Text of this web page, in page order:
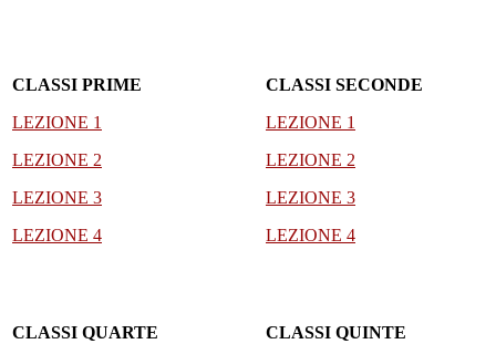
CLASSI PRIME
LEZIONE 1
LEZIONE 2
LEZIONE 3
LEZIONE 4
CLASSI SECONDE
LEZIONE 1
LEZIONE 2
LEZIONE 3
LEZIONE 4
CLASSI QUARTE
CLASSI QUINTE